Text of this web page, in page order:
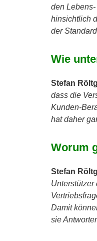
den
hinsichtlich
der
Wie
Stefan
dass die
Kunden-
hat daher
Worum
Stefan
Unterstützer
Damit
sie